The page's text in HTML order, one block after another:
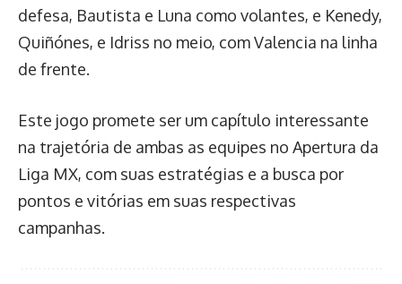
defesa, Bautista e Luna como volantes, e Kenedy,
Quiñónes, e Idriss no meio, com Valencia na linha
de frente.
Este jogo promete ser um capítulo interessante
na trajetória de ambas as equipes no Apertura da
Liga MX, com suas estratégias e a busca por
pontos e vitórias em suas respectivas
campanhas.